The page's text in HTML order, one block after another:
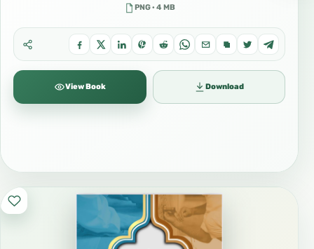
PNG · 4 MB
View Book Download